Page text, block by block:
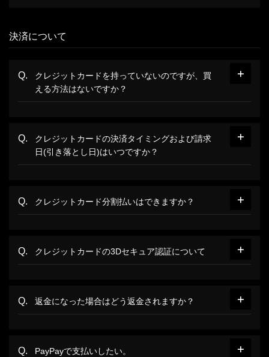
決済について
クレジットカードを持っていないのですが、買
える方法はないですか？
クレジットカードの決済タイミングおよび請求
日(引き落とし日)はいつですか？
クレジットカード分割払いはできますか？
クレジットカードの3Dセキュア認証について
返金になった場合はどう返金されますか？
PayPayで支払いしたい。